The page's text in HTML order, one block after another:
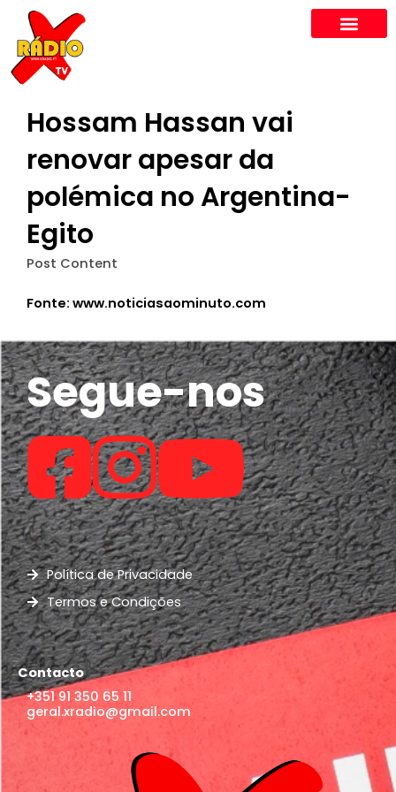
content
Hossam Hassan vai
renovar apesar da
polémica no Argentina-
Egito
Post Content
Fonte: www.noticiasaominuto.com
Segue-nos
Política de Privacidade
Termos e Condições
Contacto
+351 91 350 65 11
geral.xradio@gmail.com